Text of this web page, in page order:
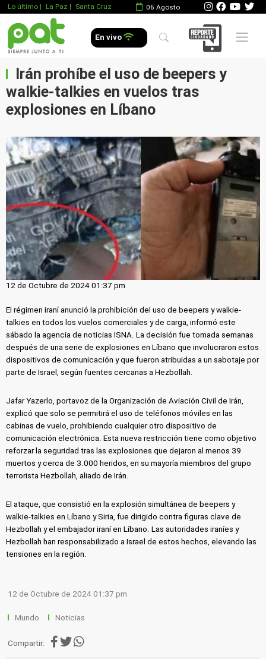
Lo último | La Paz | Santa Cruz 06 Agosto
En vivo Mobile
Irán prohíbe el uso de beepers y
walkie-talkies en vuelos tras
explosiones en Líbano
12 de Octubre de 2024 01:37 pm
El régimen iraní anunció la prohibición del uso de beepers y walkie-
talkies en todos los vuelos comerciales y de carga, informó este
sábado la agencia de noticias ISNA. La decisión fue tomada semanas
después de una serie de explosiones en Líbano que involucraron estos
dispositivos de comunicación y que fueron atribuidas a un sabotaje por
parte de Israel, según fuentes cercanas a Hezbollah.
Jafar Yazerlo, portavoz de la Organización de Aviación Civil de Irán,
explicó que solo se permitirá el uso de teléfonos móviles en las
cabinas de vuelo, prohibiendo cualquier otro dispositivo de
comunicación electrónica. Esta nueva restricción tiene como objetivo
reforzar la seguridad tras las explosiones que dejaron al menos 39
muertos y cerca de 3.000 heridos, en su mayoría miembros del grupo
terrorista Hezbollah, aliado de Irán.
El ataque, que consistió en la explosión simultánea de beepers y
walkie-talkies en Líbano y Siria, fue dirigido contra figuras clave de
Hezbollah y el embajador iraní en Líbano. Las autoridades iraníes y
Hezbollah han responsabilizado a Israel de estos hechos, elevando las
tensiones en la región.
12 de Octubre de 2024 01:37 pm
Mundo Noticias
Compartir: